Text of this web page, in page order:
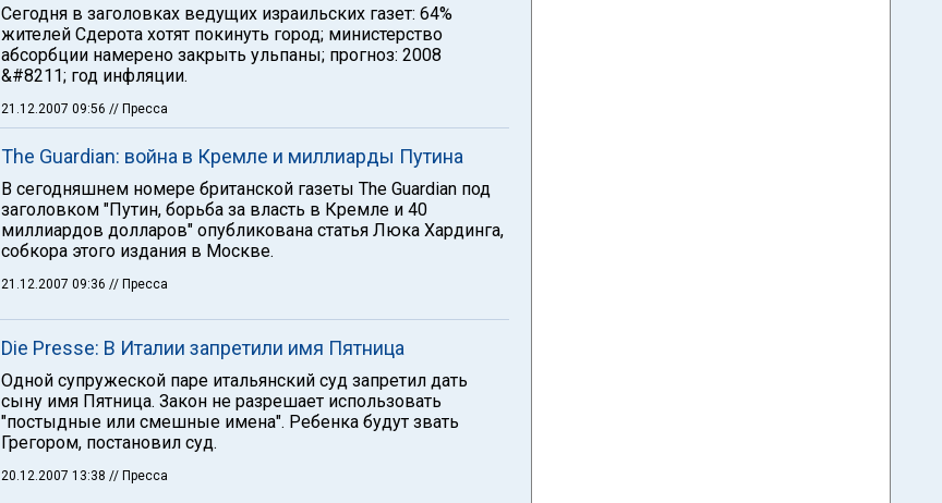
Сегодня в заголовках ведущих израильских газет: 64%
жителей Сдерота хотят покинуть город; министерство
абсорбции намерено закрыть ульпаны; прогноз: 2008
&#8211; год инфляции.
21.12.2007 09:56 // Пресса
The Guardian: война в Кремле и миллиарды Путина
В сегодняшнем номере британской газеты The Guardian под
заголовком "Путин, борьба за власть в Кремле и 40
миллиардов долларов" опубликована статья Люка Хардинга,
собкора этого издания в Москве.
21.12.2007 09:36 // Пресса
Die Presse: В Италии запретили имя Пятница
Одной супружеской паре итальянский суд запретил дать
сыну имя Пятница. Закон не разрешает использовать
"постыдные или смешные имена". Ребенка будут звать
Грегором, постановил суд.
20.12.2007 13:38 // Пресса